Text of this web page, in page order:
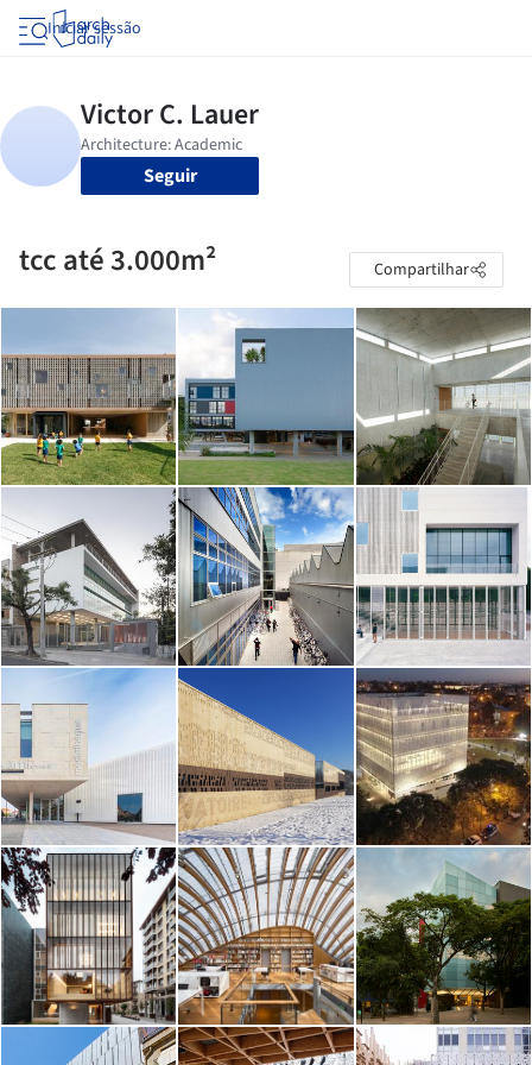
Iniciar sessão
Seguir
tcc até 3.000m² Compartilhar